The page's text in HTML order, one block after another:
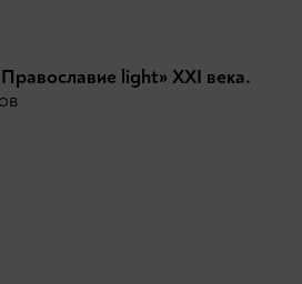
light» XXI века.